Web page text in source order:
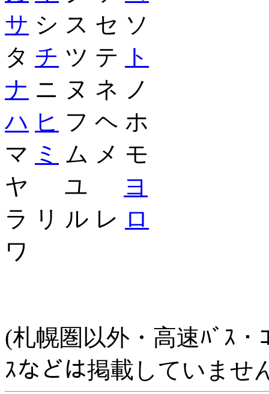
サ シ ス セ ソ
タ チ ツ テ
ト
ナ ニ ヌ ネ ノ
ハ ヒ フ ヘ ホ
マ ミ ム メ モ
ヤ ユ
ヨ
ラ リ ル レ ロ
ワ
(札幌圏以外・高速ﾊﾞｽ・
ｽなどは掲載していませ